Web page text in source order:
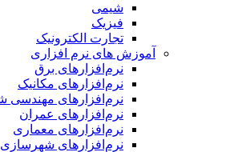
شیمی
فیزیک
تجارت الکترونیک
آموزش های نرم افزاری
نرم‌افزارهای برق
نرم‌افزارهای مکانیک
نرم‌افزارهای مهندسی شیمی
نرم‌افزارهای عمران
نرم‌افزارهای معماری
نرم‌افزارهای شهرسازی